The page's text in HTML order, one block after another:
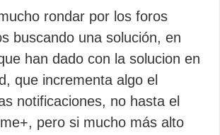
rondar por los foros
buscando una solución, en
han dado con la solucion en
que incrementa algo el
notificaciones, no hasta el
pero si mucho más alto